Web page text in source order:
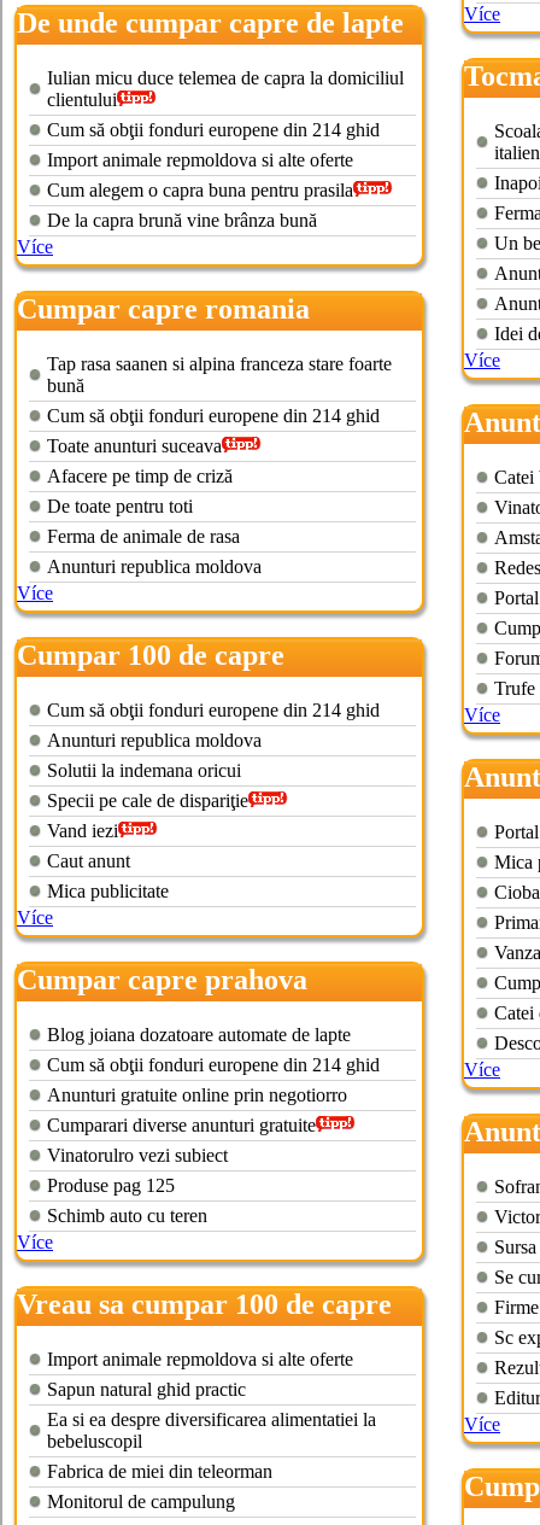
De unde cumpar capre de lapte
Iulian micu duce telemea de capra la domiciliul
clientului
Cum să obţii fonduri europene din 214 ghid
Import animale repmoldova si alte oferte
Cum alegem o capra buna pentru prasila
De la capra brună vine brânza bună
Více
Cumpar capre romania
Tap rasa saanen si alpina franceza stare foarte
bună
Cum să obţii fonduri europene din 214 ghid
Toate anunturi suceava
Afacere pe timp de criză
De toate pentru toti
Ferma de animale de rasa
Anunturi republica moldova
Více
Cumpar 100 de capre
Cum să obţii fonduri europene din 214 ghid
Anunturi republica moldova
Solutii la indemana oricui
Specii pe cale de dispariţie
Vand iezi
Caut anunt
Mica publicitate
Více
Cumpar capre prahova
Blog joiana dozatoare automate de lapte
Cum să obţii fonduri europene din 214 ghid
Anunturi gratuite online prin negotiorro
Cumparari diverse anunturi gratuite
Vinatorulro vezi subiect
Produse pag 125
Schimb auto cu teren
Více
Vreau sa cumpar 100 de capre
Import animale repmoldova si alte oferte
Sapun natural ghid practic
Ea si ea despre diversificarea alimentatiei la
bebeluscopil
Fabrica de miei din teleorman
Monitorul de campulung
Více
Un
Idei
Více
Catei
Trufe
Více
Mica
Catei
Více
Se
Sc
Více